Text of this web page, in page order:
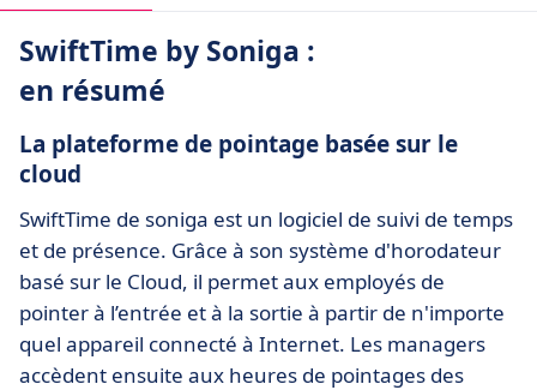
SwiftTime by Soniga :
en résumé
La plateforme de pointage basée sur le
cloud
SwiftTime de soniga est un logiciel de suivi de temps
et de présence. Grâce à son système d'horodateur
basé sur le Cloud, il permet aux employés de
pointer à l’entrée et à la sortie à partir de n'importe
quel appareil connecté à Internet. Les managers
accèdent ensuite aux heures de pointages des